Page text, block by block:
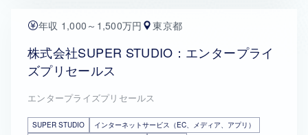
年収 1,000～1,500万円 東京都
株式会社SUPER STUDIO：エンタープライ
ズプリセールス
エンタープライズプリセールス
SUPER STUDIO
インターネットサービス（EC、メディア、アプリ）